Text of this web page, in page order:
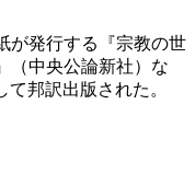
が発行する『宗教の世
中央公論新社）な
邦訳出版された。